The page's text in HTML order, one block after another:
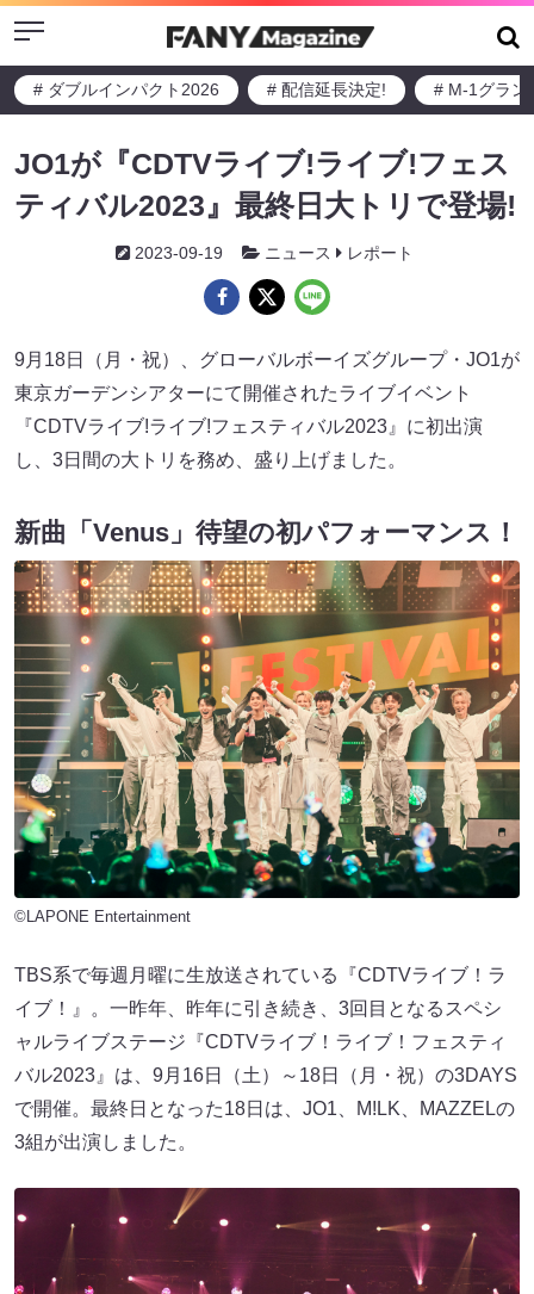
Menu
# ダブルインパクト2026 # 配信延長決定! # M-1グラン
JO1が『CDTVライブ!ライブ!フェス
ティバル2023』最終日大トリで登場!
2023-09-19 ニュース レポート
9月18日（月・祝）、グローバルボーイズグループ・JO1が
東京ガーデンシアターにて開催されたライブイベント
『CDTVライブ!ライブ!フェスティバル2023』に初出演
し、3日間の大トリを務め、盛り上げました。
新曲「Venus」待望の初パフォーマンス！
©LAPONE Entertainment
TBS系で毎週月曜に生放送されている『CDTVライブ！ラ
イブ！』。一昨年、昨年に引き続き、3回目となるスペシ
ャルライブステージ『CDTVライブ！ライブ！フェスティ
バル2023』は、9月16日（土）～18日（月・祝）の3DAYS
で開催。最終日となった18日は、JO1、M!LK、MAZZELの
3組が出演しました。